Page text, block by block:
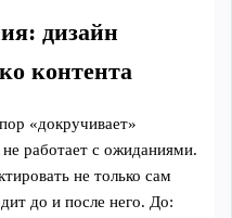
дизайн
контента
«докручивает»
работает с ожиданиями.
не только сам
до и после него. До: